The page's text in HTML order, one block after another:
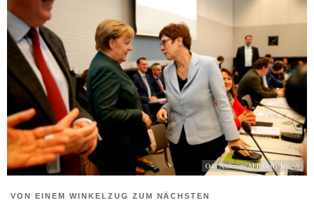
Odd Andersen/AFP/Getty Images
VON EINEM WINKELZUG ZUM NÄCHSTEN